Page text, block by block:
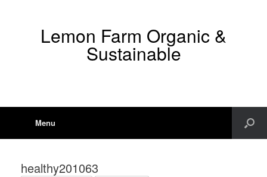
Lemon Farm Organic &
Sustainable
Menu
healthy201063